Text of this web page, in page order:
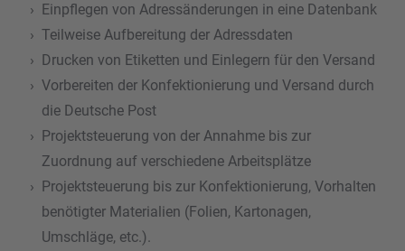
Einpflegen von Adressänderungen in eine Datenbank
Teilweise Aufbereitung der Adressdaten
Drucken von Etiketten und Einlegern für den Versand
Vorbereiten der Konfektionierung und Versand durch
die Deutsche Post
Projektsteuerung von der Annahme bis zur
Zuordnung auf verschiedene Arbeitsplätze
Projektsteuerung bis zur Konfektionierung, Vorhalten
benötigter Materialien (Folien, Kartonagen,
Umschläge, etc.).